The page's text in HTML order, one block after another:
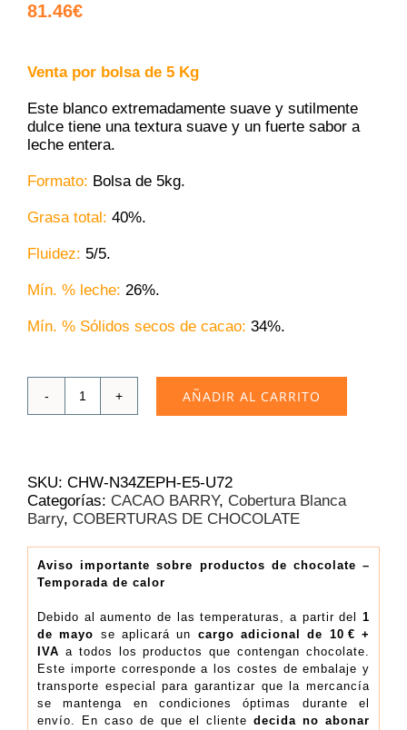
81.46€
Venta por bolsa de 5 Kg
Este blanco extremadamente suave y sutilmente
dulce tiene una textura suave y un fuerte sabor a
leche entera.
Formato: Bolsa de 5kg.
Grasa total: 40%.
Fluidez: 5/5.
Mín. % leche: 26%.
Mín. % Sólidos secos de cacao: 34%.
Cobertura
Zéphyr
34%
|
5
kg
(16.29€/Kg)
AÑADIR AL CARRITO
SKU: CHW-N34ZEPH-E5-U72
Categorías: CACAO BARRY, Cobertura Blanca
Barry, COBERTURAS DE CHOCOLATE
Aviso importante sobre productos de chocolate –
Temporada de calor
Debido al aumento de las temperaturas, a partir del 1
de mayo se aplicará un cargo adicional de 10 € +
IVA a todos los productos que contengan chocolate.
Este importe corresponde a los costes de embalaje y
transporte especial para garantizar que la mercancía
se mantenga en condiciones óptimas durante el
envío. En caso de que el cliente decida no abonar